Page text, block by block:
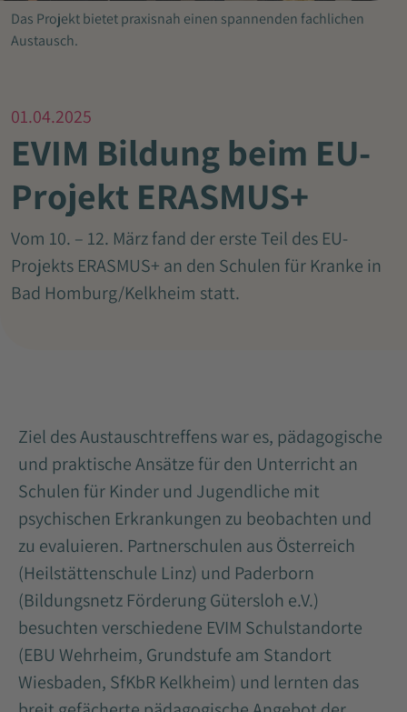
Das Projekt bietet praxisnah einen spannenden fachlichen
Austausch.
01.04.2025
EVIM Bildung beim EU-
Projekt ERASMUS+
Vom 10. – 12. März fand der erste Teil des EU-
Projekts ERASMUS+ an den Schulen für Kranke in
Bad Homburg/Kelkheim statt.
Ziel des Austauschtreffens war es, pädagogische
und praktische Ansätze für den Unterricht an
Schulen für Kinder und Jugendliche mit
psychischen Erkrankungen zu beobachten und
zu evaluieren. Partnerschulen aus Österreich
(Heilstättenschule Linz) und Paderborn
(Bildungsnetz Förderung Gütersloh e.V.)
besuchten verschiedene EVIM Schulstandorte
(EBU Wehrheim, Grundstufe am Standort
Wiesbaden, SfKbR Kelkheim) und lernten das